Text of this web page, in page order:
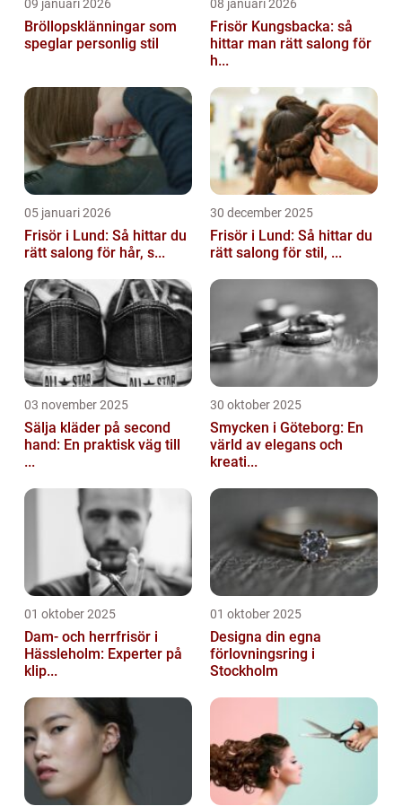
09 januari 2026
Bröllopsklänningar som
speglar personlig stil
08 januari 2026
Frisör Kungsbacka: så
hittar man rätt salong för
h...
05 januari 2026
Frisör i Lund: Så hittar du
rätt salong för hår, s...
30 december 2025
Frisör i Lund: Så hittar du
rätt salong för stil, ...
03 november 2025
Sälja kläder på second
hand: En praktisk väg till
...
30 oktober 2025
Smycken i Göteborg: En
värld av elegans och
kreati...
01 oktober 2025
Dam- och herrfrisör i
Hässleholm: Experter på
klip...
01 oktober 2025
Designa din egna
förlovningsring i
Stockholm